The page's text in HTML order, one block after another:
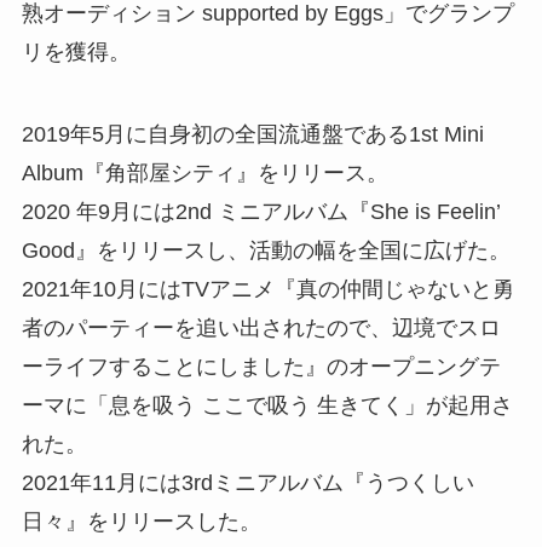
熟オーディション supported by Eggs」でグランプ
リを獲得。
2019年5月に自身初の全国流通盤である1st Mini
Album『角部屋シティ』をリリース。
2020 年9月には2nd ミニアルバム『She is Feelin’
Good』をリリースし、活動の幅を全国に広げた。
2021年10月にはTVアニメ『真の仲間じゃないと勇
者のパーティーを追い出されたので、辺境でスロ
ーライフすることにしました』のオープニングテ
ーマに「息を吸う ここで吸う 生きてく」が起用さ
れた。
2021年11月には3rdミニアルバム『うつくしい
日々』をリリースした。